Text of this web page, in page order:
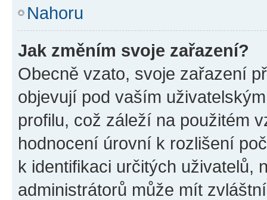
Nahoru
Jak změním svoje zařazení?
Obecně vzato, svoje zařazení
objevují pod vaším
profilu, což záleží na použitém
hodnocení úrovní k rozlišení
k identifikaci určitých uživatelů,
administrátorů může mít